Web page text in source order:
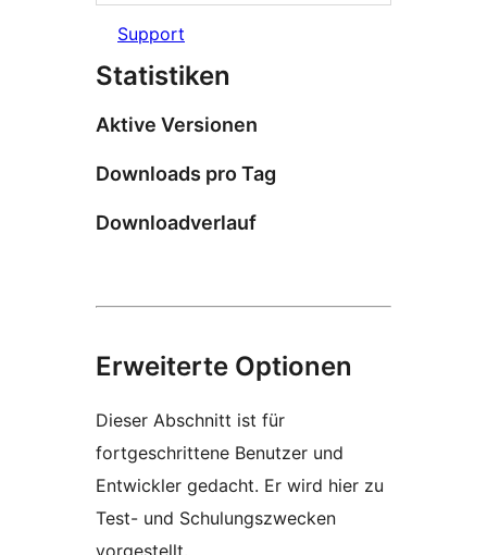
Support
Statistiken
Aktive Versionen
Downloads pro Tag
Downloadverlauf
Erweiterte Optionen
Dieser Abschnitt ist für
fortgeschrittene Benutzer und
Entwickler gedacht. Er wird hier zu
Test- und Schulungszwecken
vorgestellt.